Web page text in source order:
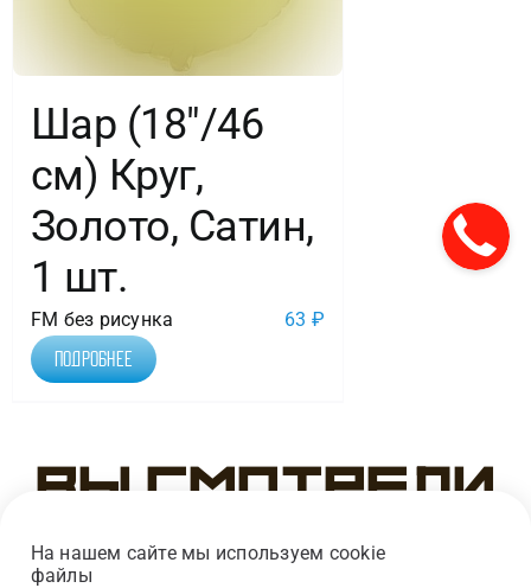
Шар (18″/46
см) Круг,
Золото, Сатин,
1 шт.
FM без рисунка 63 ₽
Подробнее
Вы смотрели
На нашем сайте мы используем cookie
файлы